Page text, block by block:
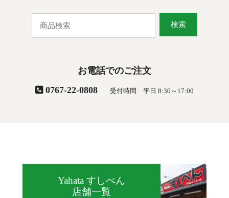
検索
お電話でのご注文
0767-22-0808
受付時間 平日 8:30～17:00
Yahata すしべん
店舗一覧